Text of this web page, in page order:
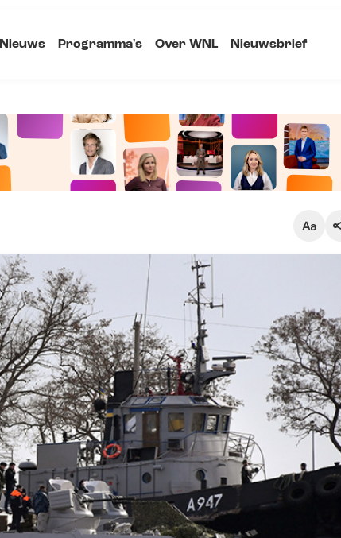
Nieuws Programma's Over WNL Nieuwsbrief
Standaard
Groot